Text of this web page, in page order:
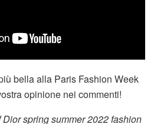
bella alla Paris Fashion Week
opinione nei commenti!
spring summer 2022 fashion